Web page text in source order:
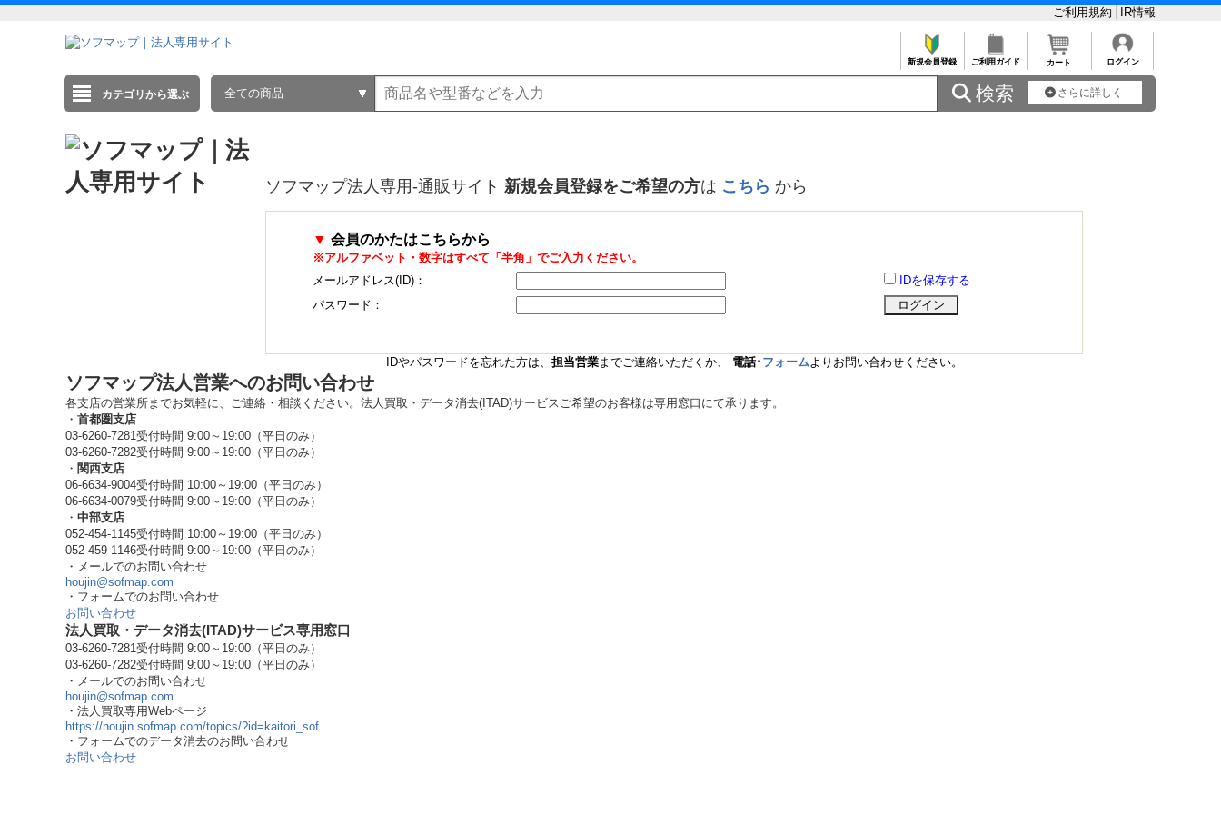
ご利用規約 IR情報
新規会員登録 ご利用ガイド カート ログイン
カテゴリから選ぶ 全ての商品  検索 さらに詳しく
ソフマップ法人専用-通販サイト 新規会員登録をご希望の方は こちら から
▼ 会員のかたはこちらから
※アルファベット・数字はすべて「半角」でご入力ください。
メールアドレス(ID)：
IDを保存する
パスワード：
IDやパスワードを忘れた方は、 担当営業までご連絡いただくか、 電話･ フォームよりお問い合わせください。
ソフマップ法人営業へのお問い合わせ
各支店の営業所までお気軽に、ご連絡・相談ください。法人買取・データ消去(ITAD)サービスご希望のお客様は専用窓口にて承ります。
・ 首都圏支店
03-6260-7281受付時間 9:00～19:00（平日のみ）
03-6260-7282受付時間 9:00～19:00（平日のみ）
・ 関西支店
06-6634-9004受付時間 10:00～19:00（平日のみ）
06-6634-0079受付時間 9:00～19:00（平日のみ）
・ 中部支店
052-454-1145受付時間 10:00～19:00（平日のみ）
052-459-1146受付時間 9:00～19:00（平日のみ）
・メールでのお問い合わせ
houjin@sofmap.com
・フォームでのお問い合わせ
お問い合わせ
法人買取・データ消去(ITAD)サービス専用窓口
03-6260-7281受付時間 9:00～19:00（平日のみ）
03-6260-7282受付時間 9:00～19:00（平日のみ）
・メールでのお問い合わせ
houjin@sofmap.com
・法人買取専用Webページ
https://houjin.sofmap.com/topics/?id=kaitori_sof
・フォームでのデータ消去のお問い合わせ
お問い合わせ